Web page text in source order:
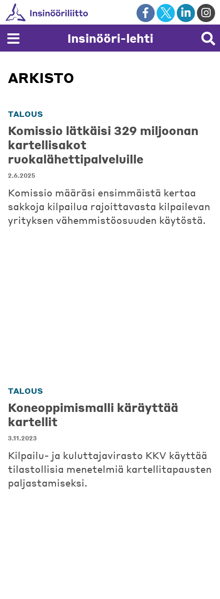
Skip
to
content
Insinööri-lehti
ARKISTO
TALOUS
Komissio lätkäisi 329 miljoonan
kartellisakot
ruokalähettipalveluille
2.6.2025
Komissio määräsi ensimmäistä kertaa
sakkoja kilpailua rajoittavasta kilpailevan
yrityksen vähemmistöosuuden käytöstä.
TALOUS
Koneoppimismalli käräyttää
kartellit
3.11.2023
Kilpailu- ja kuluttajavirasto KKV käyttää
tilastollisia menetelmiä kartellitapausten
paljastamiseksi.